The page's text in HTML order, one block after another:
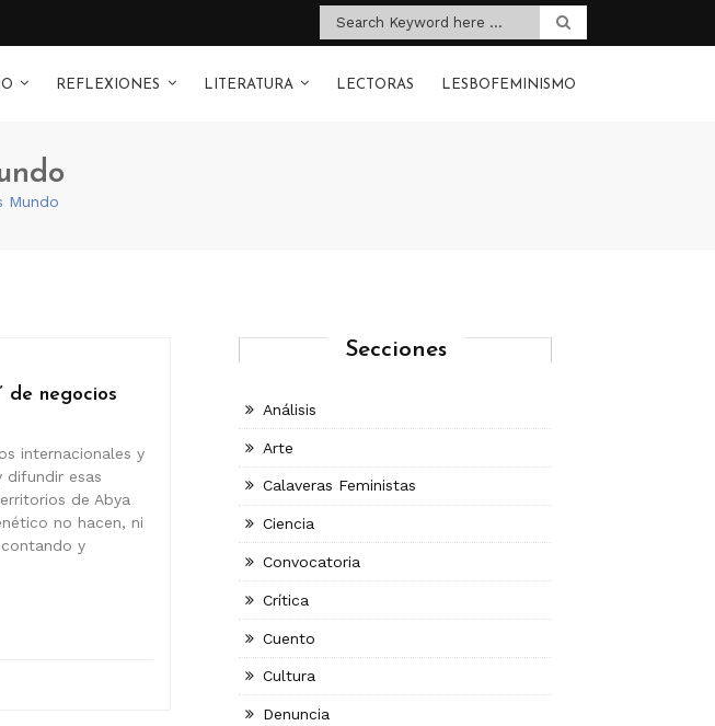
REFLEXIONES LITERATURA LECTORAS LESBOFEMINISMO
Mundo
de negocios
internacionales y
difundir esas
de Abya
no hacen, ni
y
Secciones
Análisis
Arte
Calaveras Feministas
Ciencia
Convocatoria
Crítica
Cuento
Cultura
Denuncia